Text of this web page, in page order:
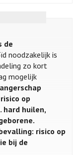
de
noodzakelijk is
zo kort
mogelijk
op
hard huilen,
risico op
bij de